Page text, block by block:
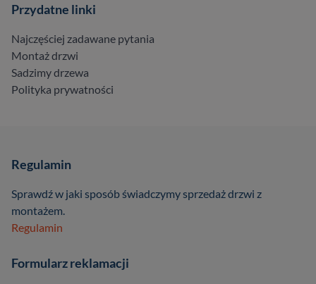
Przydatne linki
Najczęściej zadawane pytania
Montaż drzwi
Sadzimy drzewa
Polityka prywatności
Regulamin
Sprawdź w jaki sposób świadczymy sprzedaż drzwi z
montażem.
Regulamin
Formularz reklamacji